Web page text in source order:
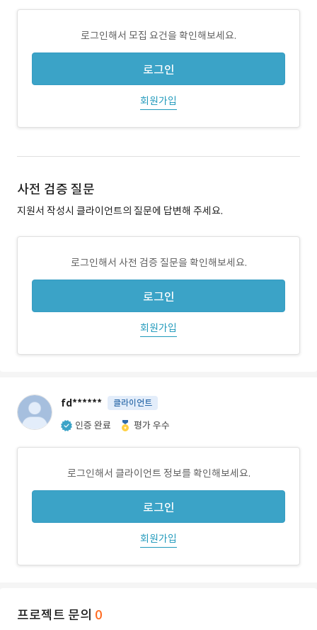
로그인해서 모집 요건을 확인해보세요.
로그인
회원가입
사전 검증 질문
지원서 작성시 클라이언트의 질문에 답변해 주세요.
로그인해서 사전 검증 질문을 확인해보세요.
로그인
회원가입
fd****** 클라이언트
인증 완료 평가 우수
로그인해서 클라이언트 정보를 확인해보세요.
로그인
회원가입
프로젝트 문의 0